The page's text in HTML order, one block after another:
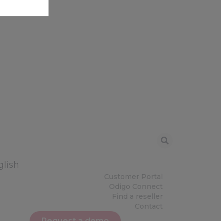
Customer Portal
Odigo Connect
Find a reseller
Contact